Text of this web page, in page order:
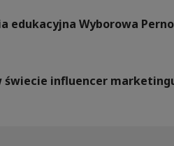
edukacyjna Wyborowa
świecie influencer